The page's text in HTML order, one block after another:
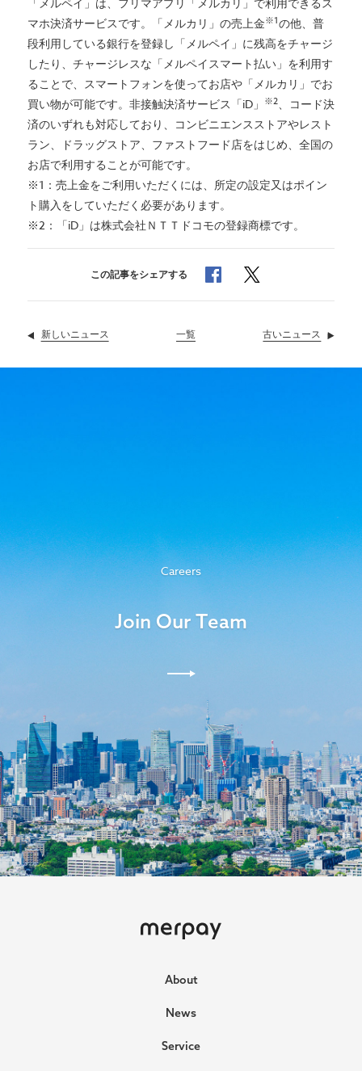
マホ決済サービスです。「メルカリ」の売上金※1の他、普
段利用している銀行を登録し「メルペイ」に残高をチャージ
したり、チャージレスな「メルペイスマート払い」を利用す
ることで、スマートフォンを使ってお店や「メルカリ」でお
買い物が可能です。非接触決済サービス「iD」 ※2、コード決
済のいずれも対応しており、コンビニエンスストアやレスト
ラン、ドラッグストア、ファストフード店をはじめ、全国の
お店で利用することが可能です。
※1：売上金をご利用いただくには、所定の設定又はポイン
ト購入をしていただく必要があります。
※2：「iD」は株式会社ＮＴＴドコモの登録商標です。
この記事をシェアする でシェア
新しいニュース ニュース
一覧 古いニュース
Careers
Join Our Team
About
News
Service